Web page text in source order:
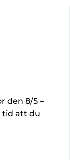
den 8/5 –
tid att du